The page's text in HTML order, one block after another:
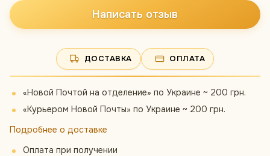
Написать отзыв
ДОСТАВКА ОПЛАТА
«Новой Почтой на отделение» по Украине ~ 200 грн.
«Курьером Новой Почты» по Украине ~ 200 грн.
Подробнее о доставке
Оплата при получении